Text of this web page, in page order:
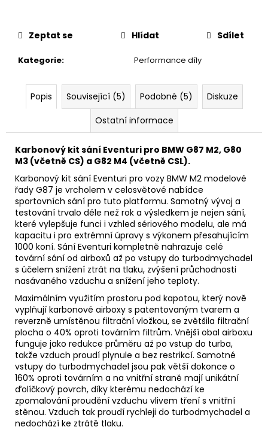
Kategorie: Performance díly
Zeptat se Hlídat Sdílet
Popis Související (5) Podobné (5)
Diskuze
Ostatní informace
Karbonový kit sání Eventuri pro BMW G87 M2, G80
M3 (včetně CS) a G82 M4 (včetně CSL).
Karbonový kit sání Eventuri pro vozy BMW M2 modelové
řady G87 je vrcholem v celosvětové nabídce
sportovních sání pro tuto platformu. Samotný vývoj a
testování trvalo déle než rok a výsledkem je nejen sání,
které vylepšuje funci i vzhled sériového modelu, ale má
kapacitu i pro extrémní úpravy s výkonem přesahujícím
1000 koní. Sání Eventuri kompletně nahrazuje celé
tovární sání od airboxů až po vstupy do turbodmychadel
s účelem snížení ztrát na tlaku, zvýšení průchodnosti
nasávaného vzduchu a snížení jeho teploty.
Maximálním využitím prostoru pod kapotou, který nově
vyplňují karbonové airboxy s patentovaným tvarem a
reverzně umístěnou filtrační vložkou, se zvětšila filtrační
plocha o 40% oproti továrním filtrům. Vnější obal airboxu
funguje jako redukce průměru až po vstup do turba,
takže vzduch proudí plynule a bez restrikcí. Samotné
vstupy do turbodmychadel jsou pak větší dokonce o
160% oproti továrním a na vnitřní straně mají unikátní
ďolíčkový povrch, díky kterému nedochází ke
zpomalování proudění vzduchu vlivem tření s vnitřní
stěnou. Vzduch tak proudí rychleji do turbodmychadel a
nedochází ke ztrátě tlaku.
AKRAPOVIČ
TURBO
TURBO
(992)
107
392
Kč
Původně:
113
044
Kč